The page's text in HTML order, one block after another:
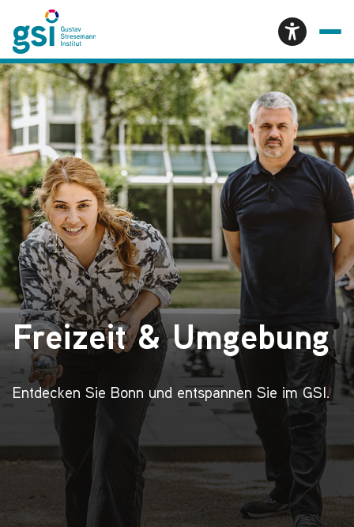
Freizeit & Umgebung
Entdecken Sie Bonn und entspannen Sie im GSI.